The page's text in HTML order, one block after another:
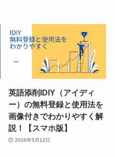
英語添削IDIY（アイディ
ー）の無料登録と使用法を
画像付きでわかりやすく解
説！【スマホ版】
2026年5月12日